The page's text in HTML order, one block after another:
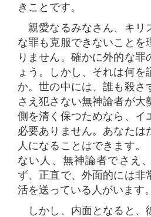
きことです。
親愛なるみなさん、キリ
な罪も克服できないことを
りません。確かに外的な罪
ょう。しかし、それは何を
か。世の中には、誰も殺さ
さえ犯さない無神論者が大
側を清く保つためなら、イ
必要ありません。あなたは
人になることはできます
ない人、無神論者でさえ
ず、正直で、外面的には非
活を送っている人がいます。
しかし、内面となると、